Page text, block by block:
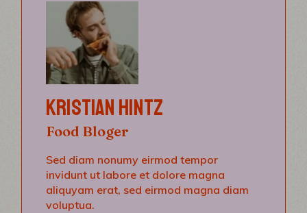
KRISTIAN HINTZ
Food Bloger
Sed diam nonumy eirmod tempor
invidunt ut labore et dolore magna
aliquyam erat, sed eirmod magna diam
voluptua.